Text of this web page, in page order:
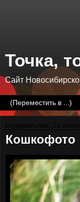
Точка,
Сайт
Кошкофото